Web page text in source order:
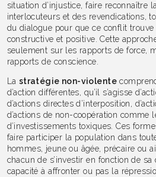
situation d’injustice, faire reconnaître
interlocuteurs et des revendications,
du dialogue pour que ce conflit trouve
constructive et positive. Cette
seulement sur les rapports de force,
rapports de conscience.
La stratégie non-violente
d’action différentes, qu’il s’agisse
d’actions directes d’interposition,
d’actions de non-coopération comme
d’investissements toxiques. Ces
faire participer la population dans
hommes, jeune ou âgée, précaire ou
chacun de s’investir en fonction de
capacité à affronter ou pas la